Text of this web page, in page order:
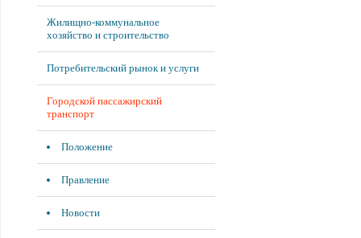
Жилищно-коммунальное
хозяйство и строительство
Потребительский рынок и услуги
Городской пассажирский
транспорт
Положение
Правление
Новости